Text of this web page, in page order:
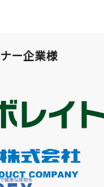
ー企業様